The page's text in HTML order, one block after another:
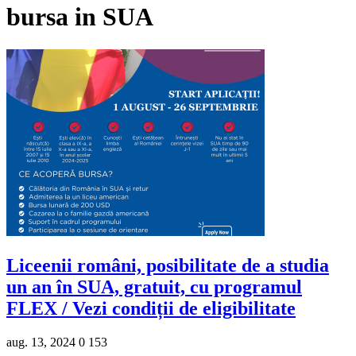
bursa in SUA
Liceenii români, posibilitate de a studia
un an în SUA, gratuit, cu programul
FLEX / Vezi condiții de eligibilitate
aug. 13, 2024 0 153